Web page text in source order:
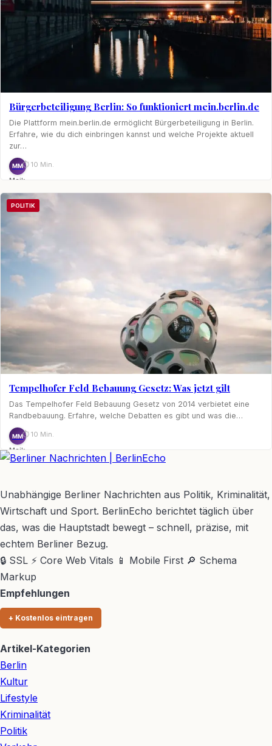
Bürgerbeteiligung Berlin: So funktioniert mein.berlin.de
Die Plattform mein.berlin.de ermöglicht Bürgerbeteiligung in Berlin.
Erfahre, wie du dich einbringen kannst und welche Projekte aktuell
zur…
MM
Maik
Möhring
⏱ 10 Min.
POLITIK
Tempelhofer Feld Bebauung Gesetz: Was jetzt gilt
Das Tempelhofer Feld Bebauung Gesetz von 2014 verbietet eine
Randbebauung. Erfahre, welche Debatten es gibt und was die…
MM
Maik
Möhring
⏱ 10 Min.
Unabhängige Berliner Nachrichten aus Politik, Kriminalität,
Wirtschaft und Sport. BerlinEcho berichtet täglich über
das, was die Hauptstadt bewegt – schnell, präzise, mit
echtem Berliner Bezug.
🔒 SSL ⚡ Core Web Vitals 📱 Mobile First 🔎 Schema
Markup
Empfehlungen
+ Kostenlos eintragen
Artikel-Kategorien
Berlin
Kultur
Lifestyle
Kriminalität
Politik